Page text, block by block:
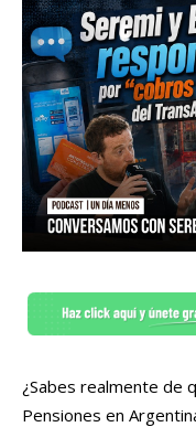
¿Sabes realmente de
Pensiones en